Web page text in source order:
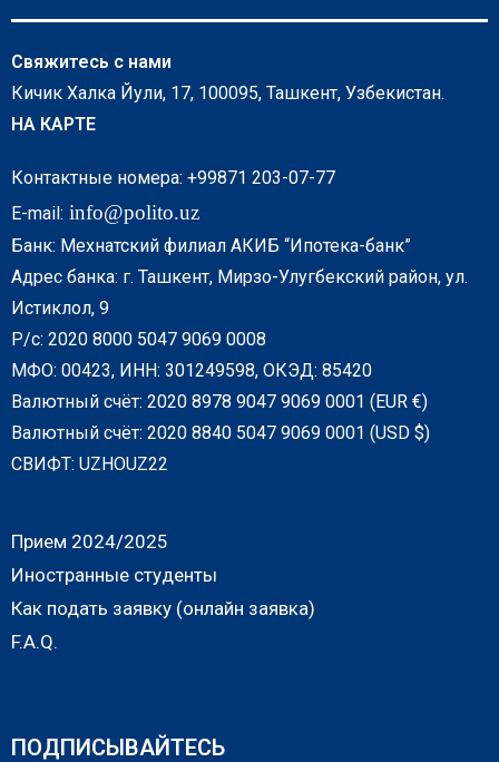
Свяжитесь с нами
Кичик Халка Йули, 17, 100095, Ташкент, Узбекистан.
НА КАРТЕ
Контактные номера: +99871 203-07-77
E-mail: info@polito.uz
Банк: Мехнатский филиал АКИБ “Ипотека-банк”
Адрес банка: г. Ташкент, Мирзо-Улугбекский район, ул.
Истиклол, 9
Р/с: 2020 8000 5047 9069 0008
МФО: 00423, ИНН: 301249598, ОКЭД: 85420
Валютный счёт: 2020 8978 9047 9069 0001 (EUR €)
Валютный счёт: 2020 8840 5047 9069 0001 (USD $)
СВИФТ: UZHOUZ22
Прием 2024/2025
Иностранные студенты
Как подать заявку (онлайн заявка)
F.A.Q.
ПОДПИСЫВАЙТЕСЬ